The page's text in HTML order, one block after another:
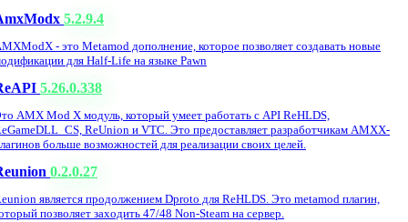
5.2.9.4
- это Metamod дополнение, которое позволяет создавать новые
для Half-Life на языке Pawn
5.26.0.338
AMX Mod X модуль, который умеет работать с API ReHLDS,
ReUnion и VTC. Это предоставляет разработчикам AMXX-
больше возможностей для реализации своих целей.
0.2.0.27
является продолжением Dproto для ReHLDS. Это metamod плагин,
позволяет заходить 47/48 Non-Steam на сервер.